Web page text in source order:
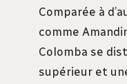
Comparée à
comme
Colomba se
supérieur et